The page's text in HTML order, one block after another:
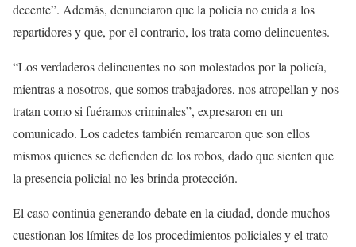
decente”. Además, denunciaron que la policía no cuida a los
repartidores y que, por el contrario, los trata como delincuentes.
“Los verdaderos delincuentes no son molestados por la policía,
mientras a nosotros, que somos trabajadores, nos atropellan y nos
tratan como si fuéramos criminales”, expresaron en un
comunicado. Los cadetes también remarcaron que son ellos
mismos quienes se defienden de los robos, dado que sienten que
la presencia policial no les brinda protección.
El caso continúa generando debate en la ciudad, donde muchos
cuestionan los límites de los procedimientos policiales y el trato